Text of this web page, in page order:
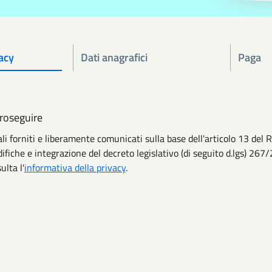
Dati anagrafici Paga
forniti e liberamente comunicati sulla base dell'articolo 13 del
e integrazione del decreto legislativo (di seguito d.lgs)
l'informativa della privacy.